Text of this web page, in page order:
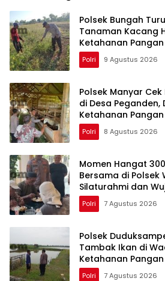
Polsek Bungah
Tanaman Kacang
Ketahanan Pangan
Polri 9 Agustus 2026
Polsek Manyar
di Desa Peganden,
Ketahanan Pangan
Polri 8 Agustus 2026
Momen Hangat
Bersama di Polsek
Silaturahmi dan
dengan Masyarakat
Polri 7 Agustus 2026
Polsek
Tambak Ikan di
Ketahanan
Polri 7 Agustus 2026